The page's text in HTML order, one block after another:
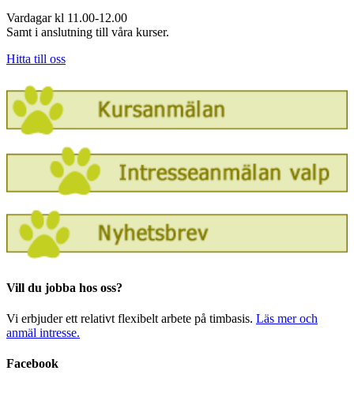
Vardagar kl 11.00-12.00
Samt i anslutning till våra kurser.
Hitta till oss
Vill du jobba hos oss?
Vi erbjuder ett relativt flexibelt arbete på timbasis. Läs mer och
anmäl intresse.
Facebook